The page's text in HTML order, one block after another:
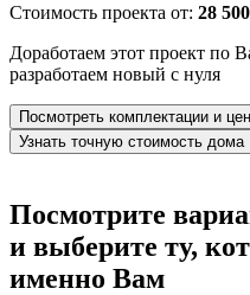
Стоимость проекта от: 28
Доработаем этот проект по
разработаем новый с нуля
Посмотреть комплектации и
Узнать точную стоимость дома
Посмотрите
и выберите ту,
именно Вам